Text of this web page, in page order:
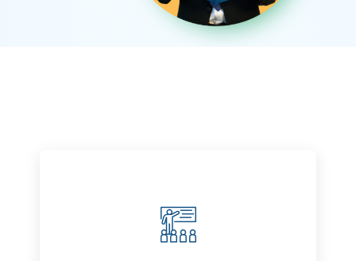
Қазақстанда жоғары білім алу
(бакалавриат)